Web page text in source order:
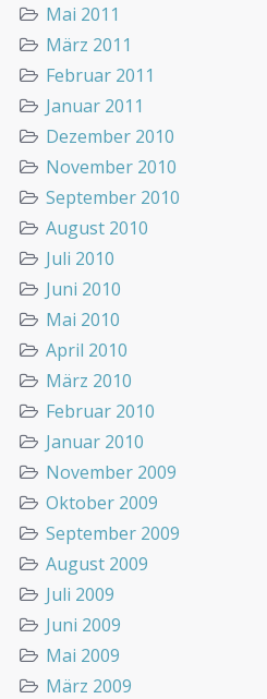
Mai 2011
März 2011
Februar 2011
Januar 2011
Dezember 2010
November 2010
September 2010
August 2010
Juli 2010
Juni 2010
Mai 2010
April 2010
März 2010
Februar 2010
Januar 2010
November 2009
Oktober 2009
September 2009
August 2009
Juli 2009
Juni 2009
Mai 2009
März 2009